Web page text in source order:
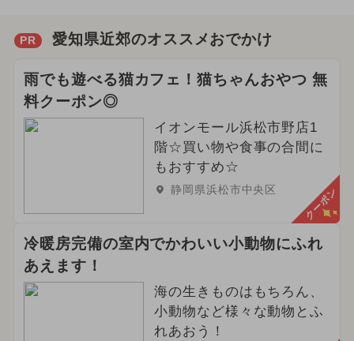
PR 愛知県近郊のオススメおでかけ
雨でも遊べる猫カフェ！猫ちゃんおやつ 無
料クーポン◎
イオンモール浜松市野店1
階☆買い物や食事の合間に
もおすすめ☆
静岡県浜松市中央区 クーポン
冷暖房完備の室内でかわいい小動物にふれ
あえます！
海の生きものはもちろん、
小動物など様々な動物とふ
れあおう！